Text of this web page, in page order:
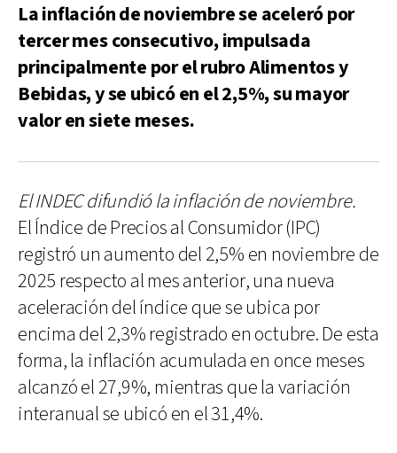
La inflación de noviembre se aceleró por
tercer mes consecutivo, impulsada
principalmente por el rubro Alimentos y
Bebidas, y se ubicó en el 2,5%, su mayor
valor en siete meses.
El INDEC difundió la inflación de noviembre.
El Índice de Precios al Consumidor (IPC)
registró un aumento del 2,5% en noviembre de
2025 respecto al mes anterior, una nueva
aceleración del índice que se ubica por
encima del 2,3% registrado en octubre. De esta
forma, la inflación acumulada en once meses
alcanzó el 27,9%, mientras que la variación
interanual se ubicó en el 31,4%.